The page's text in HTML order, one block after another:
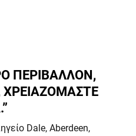
ΠΕΡΙΒΑΛΛΟΝ,
Dale, Aberdeen,